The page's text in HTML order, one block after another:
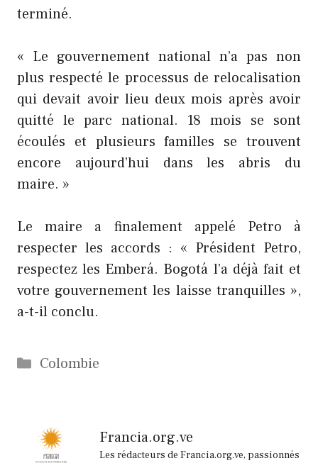
terminé.
« Le gouvernement national n’a pas non
plus respecté le processus de relocalisation
qui devait avoir lieu deux mois après avoir
quitté le parc national. 18 mois se sont
écoulés et plusieurs familles se trouvent
encore aujourd’hui dans les abris du
maire. »
Le maire a finalement appelé Petro à
respecter les accords : « Président Petro,
respectez les Emberá. Bogotá l’a déjà fait et
votre gouvernement les laisse tranquilles »,
a-t-il conclu.
Catégories
Colombie
Francia.org.ve
Les rédacteurs de Francia.org.ve, passionnés